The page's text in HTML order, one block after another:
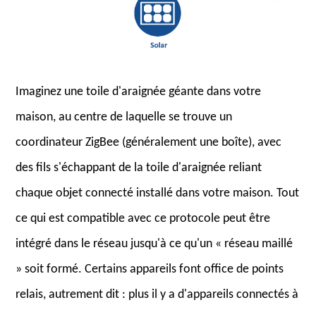
Imaginez une toile d'araignée géante dans votre
maison, au centre de laquelle se trouve un
coordinateur ZigBee (généralement une boîte), avec
des fils s'échappant de la toile d'araignée reliant
chaque objet connecté installé dans votre maison. Tout
ce qui est compatible avec ce protocole peut être
intégré dans le réseau jusqu'à ce qu'un « réseau maillé
» soit formé. Certains appareils font office de points
relais, autrement dit : plus il y a d'appareils connectés à